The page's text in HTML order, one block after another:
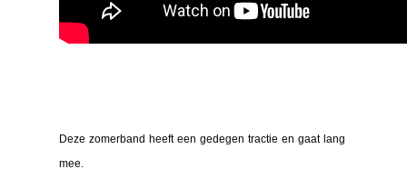
Deze zomerband heeft een gedegen tractie en gaat lang
mee.